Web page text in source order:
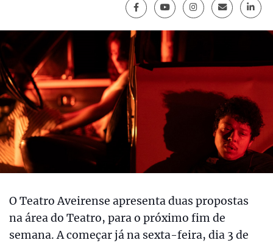
O Teatro Aveirense apresenta duas propostas
na área do Teatro, para o próximo fim de
semana. A começar já na sexta-feira, dia 3 de